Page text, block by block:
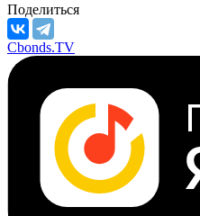
Поделиться
Cbonds.TV